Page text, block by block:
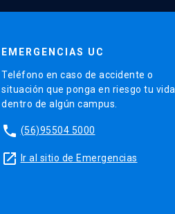
EMERGENCIAS UC
Teléfono en caso de accidente o
situación que ponga en riesgo tu vida
dentro de algún campus.
phone (56)95504 5000
launch Ir al sitio de Emergencias